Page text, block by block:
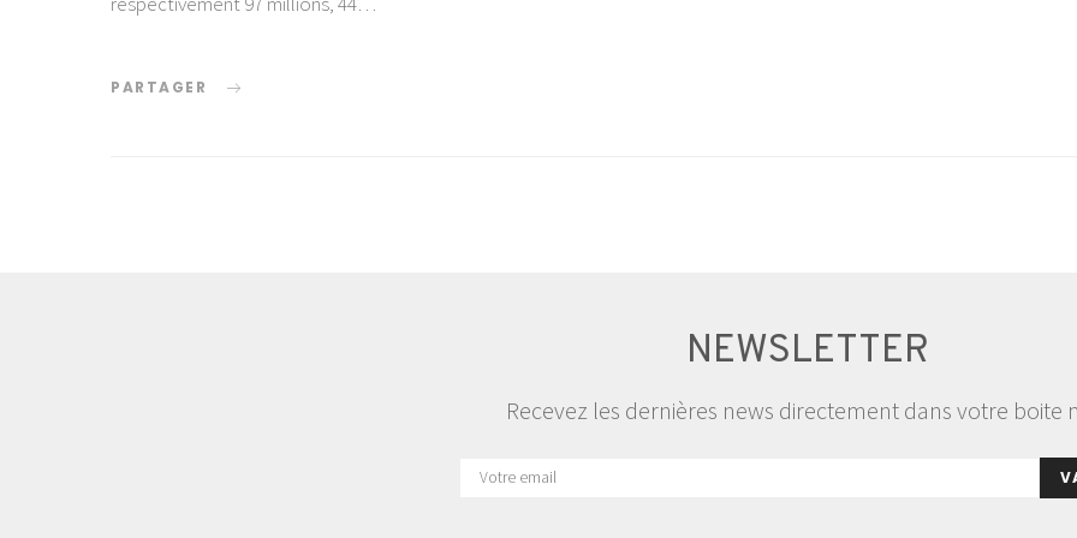
PARTAGER
NEWSLETTER
Recevez les dernières news directement dans votre boite